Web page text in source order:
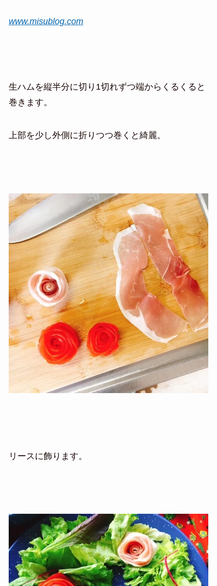
www.misublog.com
生ハムを縦半分に切り1切れずつ端からくるくると
巻きます。
上部を少し外側に折りつつ巻くと綺麗。
リースに飾ります。